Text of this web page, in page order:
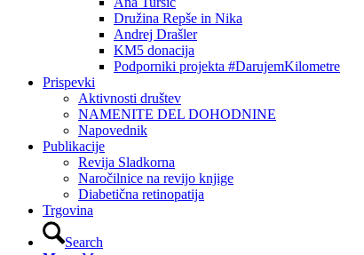
Družina Repše in Nika
Andrej Drašler
KM5 donacija
Podporniki projekta #DarujemKilometre
Prispevki
Aktivnosti društev
NAMENITE DEL DOHODNINE
Napovednik
Publikacije
Revija Sladkorna
Naročilnice na revijo knjige
Diabetična retinopatija
Trgovina
Search